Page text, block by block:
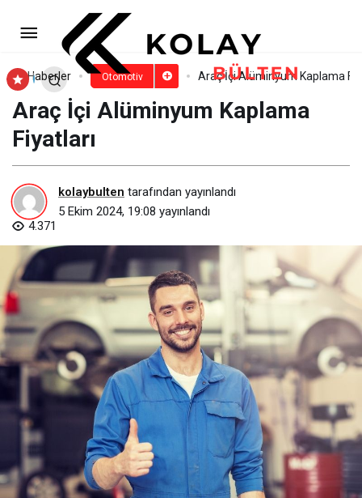
Haberler Otomotiv Araç İçi Alüminyum Kaplama
Araç İçi Alüminyum Kaplama
Fiyatları
kolaybulten tarafından yayınlandı
5 Ekim 2024, 19:08 yayınlandı
4.371
Lada Samara 1.5 Amortisör
FiyatlarıYorum Yap Paylaş